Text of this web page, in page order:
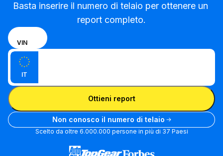
Basta inserire il numero di telaio per ottenere un
report completo.
Scegli
se
inserire
numero
di telaio
o la
targa
VIN
Inserisci il VIN
IT
Inserisci la targa
Ottieni report
Non conosco il numero di telaio
Scelto da oltre 6.000.000 persone in più di 37 Paesi